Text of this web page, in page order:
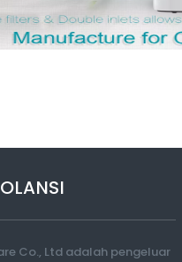
Co., Ltd adalah pengeluar